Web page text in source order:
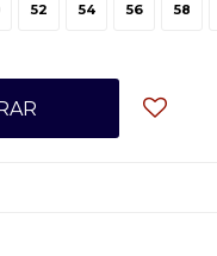
52 54 56 58